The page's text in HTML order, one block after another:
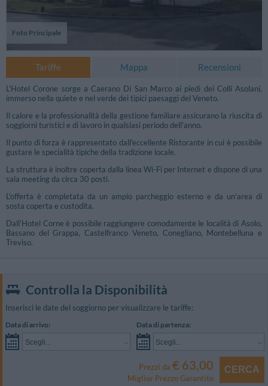
Foto Principale
Tariffe Mappa Recensioni
L'Hotel Corone sorge a Caerano Di San Marco ai piedi dei Colli Asolani,
immerso nella quiete e nel verde dei tipici paesaggi del Veneto.
Il calore e la professionalità della gestione familiare assicurano la riuscita di
soggiorni turistici e di lavoro in qualsiasi periodo dell'anno.
Il punto di forza è rappresentato dall'eccellente Ristorante in cui è possibile
gustare le specialità tipiche della tradizione locale.
La struttura è inoltre coperta dalla linea Wi-Fi per Internet e dispone di una
sala meeting da circa 30 posti.
L'offerta è completata da un ampio parcheggio esterno e da un'area di
sosta coperta e custodita.
Dall'Hotel Corne è possibile raggiungere comodamente le località di Asolo,
Bassano del Grappa, Castelfranco Veneto, Conegliano, Montebelluna e
Treviso.
Controlla la Disponibilità
Inserisci le date del soggiorno per visualizzare le tariffe:
Data di arrivo:
Scegli...
Data di partenza:
Scegli...
Prezzi da € 63,00
Miglior Prezzo Garantito
CERCA